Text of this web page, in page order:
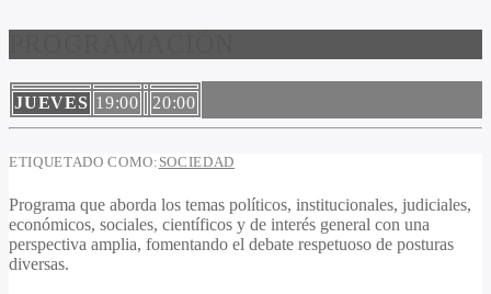
JUEVES 19:00 20:00
ETIQUETADO COMO: SOCIEDAD
Programa que aborda los temas políticos, institucionales, judiciales,
económicos, sociales, científicos y de interés general con una
perspectiva amplia, fomentando el debate respetuoso de posturas
diversas.